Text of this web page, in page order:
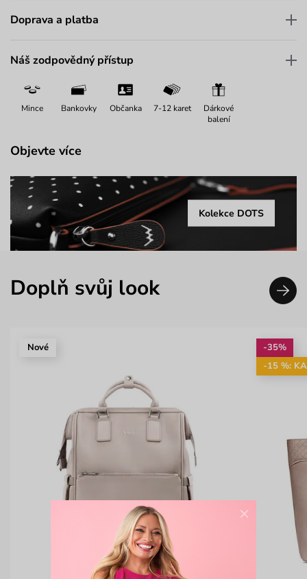
Doprava a platba
Náš zodpovědný přístup
Mince Bankovky Občanka 7-12 karet
Dárkové
balení
Objevte více
Kolekce DOTS
Doplň svůj look
Nové
-35%
-15 %:
×